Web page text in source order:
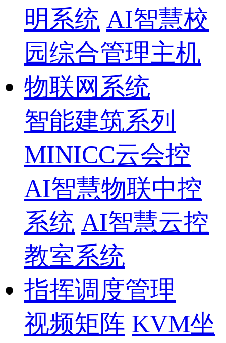
明系统 AI智慧校
园综合管理主机
物联网系统
智能建筑系列
MINICC云会控
AI智慧物联中控
系统 AI智慧云控
教室系统
指挥调度管理
视频矩阵 KVM坐